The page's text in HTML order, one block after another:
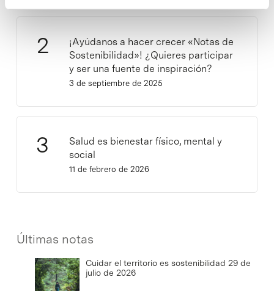
¡Ayúdanos a hacer crecer «Notas de
Sostenibilidad»! ¿Quieres participar
y ser una fuente de inspiración?
3 de septiembre de 2025
Salud es bienestar físico, mental y
social
11 de febrero de 2026
Últimas notas
Cuidar el territorio es sostenibilidad 29 de
julio de 2026